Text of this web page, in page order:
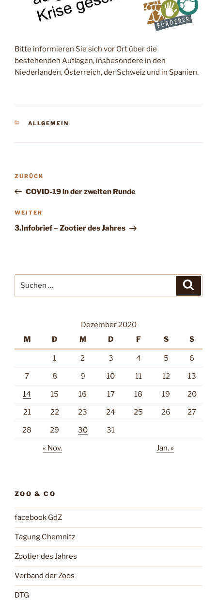
Bitte informieren Sie sich vor Ort über die
bestehenden Auflagen, insbesondere in den
Niederlanden, Österreich, der Schweiz und in Spanien.
KATEGORIEN
ALLGEMEIN
Beitragsnavigation
Vorheriger
Beitrag
ZURÜCK
COVID-19 in der zweiten Runde
Nächster
Beitrag
WEITER
3.Infobrief – Zootier des Jahres
nach:
Dezember 2020
M
D M D F S S
1 2 3 4 5 6
7 8 9 10 11 12 13
14 15 16 17 18 19 20
21 22 23 24 25 26 27
28 29 30 31
« Nov. Jan. »
ZOO & CO
facebook GdZ
Tagung Chemnitz
Zootier des Jahres
Verband der Zoos
DTG